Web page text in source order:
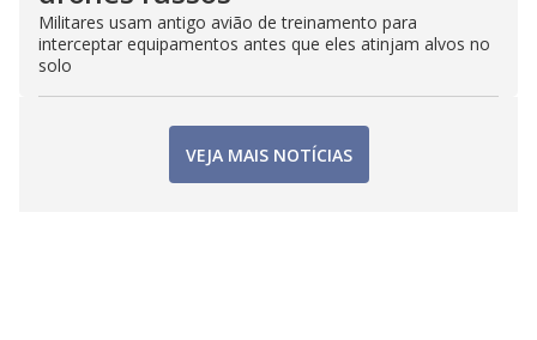
Militares usam antigo avião de treinamento para
interceptar equipamentos antes que eles atinjam alvos no
solo
VEJA MAIS NOTÍCIAS